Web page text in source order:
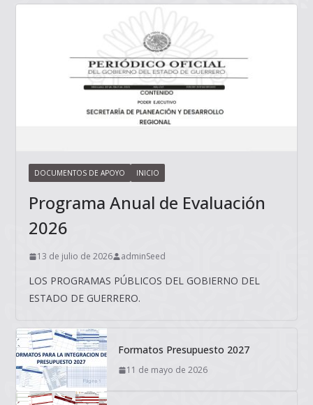
DOCUMENTOS DE APOYO INICIO
Programa Anual de Evaluación
2026
13 de julio de 2026 adminSeed
LOS PROGRAMAS PÚBLICOS DEL GOBIERNO DEL
ESTADO DE GUERRERO.
Formatos Presupuesto 2027
11 de mayo de 2026